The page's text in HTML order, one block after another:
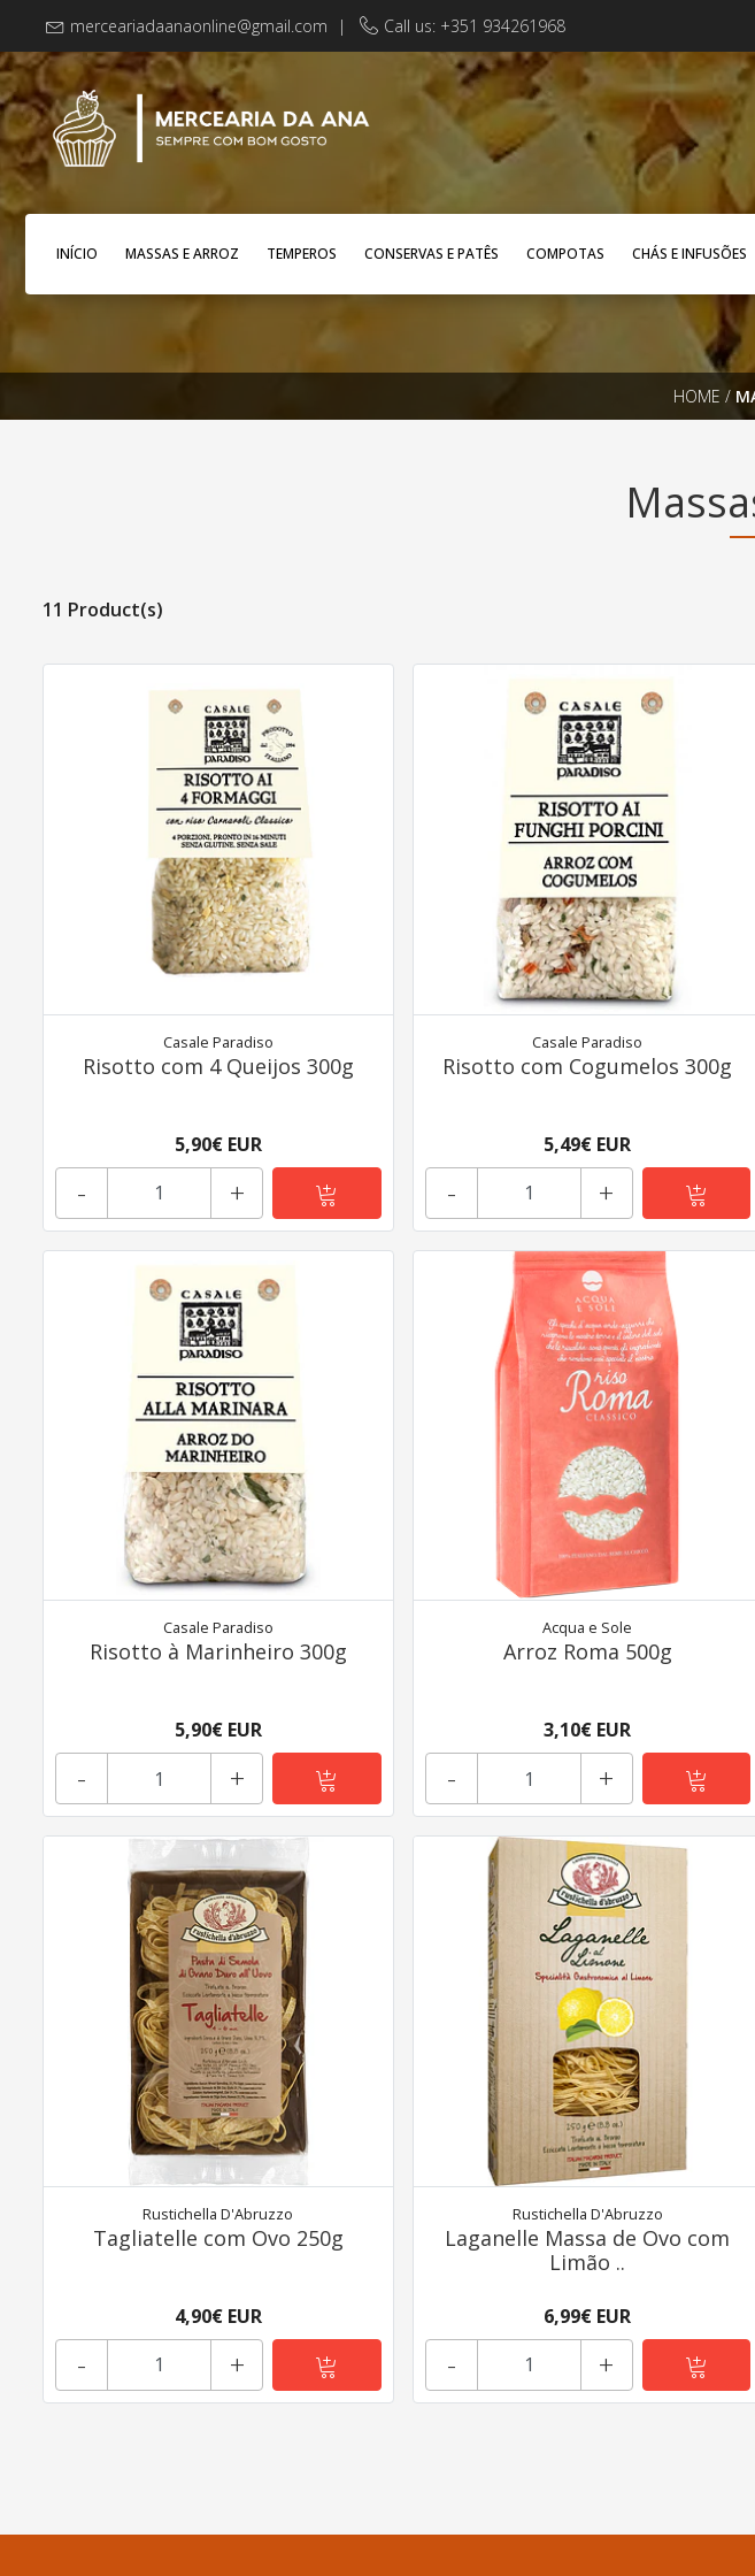
merceariadaanaonline@gmail.com | Call us: +351 934261968
INÍCIO MASSAS E ARROZ TEMPEROS CONSERVAS E PATÊS COMPOTAS CHÁS E INFUSÕES
HOME /
11 Product(s)
Casale Paradiso
Risotto com 4 Queijos 300g
5,90€ EUR
+
-
Casale Paradiso
Risotto com Cogumelos 300g
5,49€ EUR
+
-
Casale Paradiso
Risotto à Marinheiro 300g
5,90€ EUR
+
-
Acqua e Sole
Arroz Roma 500g
3,10€ EUR
+
-
Rustichella D'Abruzzo
Tagliatelle com Ovo 250g
4,90€ EUR
+
-
Rustichella D'Abruzzo
Laganelle Massa de Ovo com
Limão ..
6,99€ EUR
+
-